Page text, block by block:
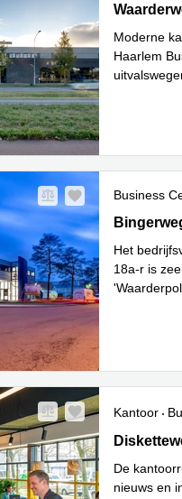
Moderne
Haarlem
Business
Bingerweg
Het
18a-r is
Kantoor
De
nieuws en